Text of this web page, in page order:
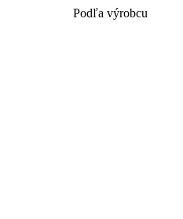
Podľa výrobcu